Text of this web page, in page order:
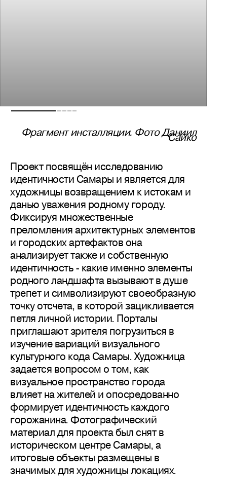
Фрагмент инсталляции. Фото Даниил
Сайко
Проект посвящён исследованию
идентичности Самары и является для
художницы возвращением к истокам и
данью уважения родному городу.
Фиксируя множественные
преломления архитектурных элементов
и городских артефактов она
анализирует также и собственную
идентичность - какие именно элементы
родного ландшафта вызывают в душе
трепет и символизируют своеобразную
точку отсчета, в которой зацикливается
петля личной истории. Порталы
приглашают зрителя погрузиться в
изучение вариаций визуального
культурного кода Самары. Художница
задается вопросом о том, как
визуальное пространство города
влияет на жителей и опосредованно
формирует идентичность каждого
горожанина. Фотографический
материал для проекта был снят в
историческом центре Самары, а
итоговые объекты размещены в
значимых для художницы локациях.